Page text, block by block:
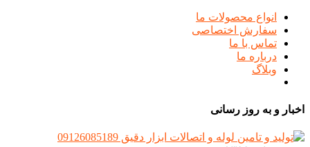
انواع محصولات ما
سفارش اختصاصی
تماس با ما
درباره ما
وبلاگ
اخبار و به روز رسانی